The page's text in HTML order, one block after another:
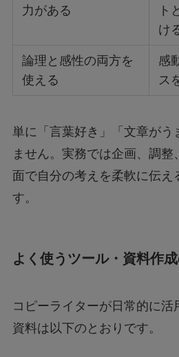
力がある
ト
け
論理と感性の両方を
使える
感
ス
単に「言葉好き」「文章がう
ません。実務では企画、調
面で自分の考えを柔軟に伝え
す。
よく使うツール・資料作
コピーライターが日常的に活
資料は以下のとおりです。